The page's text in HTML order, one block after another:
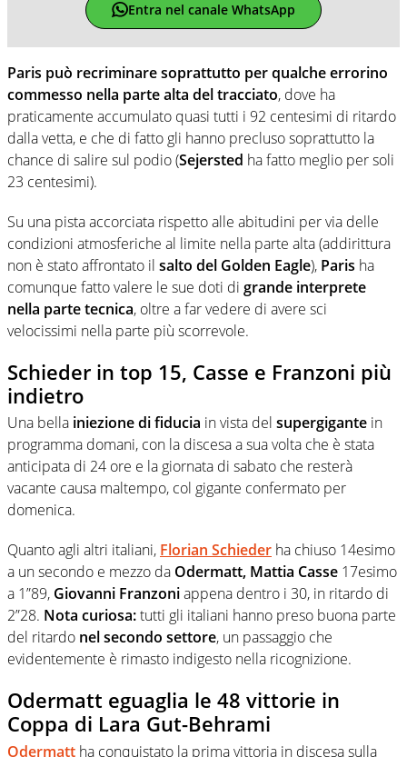
Entra nel canale WhatsApp
Paris può recriminare soprattutto per qualche errorino
commesso nella parte alta del tracciato, dove ha
praticamente accumulato quasi tutti i 92 centesimi di ritardo
dalla vetta, e che di fatto gli hanno precluso soprattutto la
chance di salire sul podio (Sejersted ha fatto meglio per soli
23 centesimi).
Su una pista accorciata rispetto alle abitudini per via delle
condizioni atmosferiche al limite nella parte alta (addirittura
non è stato affrontato il salto del Golden Eagle), Paris ha
comunque fatto valere le sue doti di grande interprete
nella parte tecnica, oltre a far vedere di avere sci
velocissimi nella parte più scorrevole.
Schieder in top 15, Casse e Franzoni più
indietro
Una bella iniezione di fiducia in vista del supergigante in
programma domani, con la discesa a sua volta che è stata
anticipata di 24 ore e la giornata di sabato che resterà
vacante causa maltempo, col gigante confermato per
domenica.
Quanto agli altri italiani, Florian Schieder ha chiuso 14esimo
a un secondo e mezzo da Odermatt, Mattia Casse 17esimo
a 1”89, Giovanni Franzoniappena dentro i 30, in ritardo di
2”28. Nota curiosa:tutti gli italiani hanno preso buona parte
del ritardo nel secondo settore, un passaggio che
evidentemente è rimasto indigesto nella ricognizione.
Odermatt eguaglia le 48 vittorie in
Coppa di Lara Gut-Behrami
Odermatt ha conquistato la prima vittoria in discesa sulla